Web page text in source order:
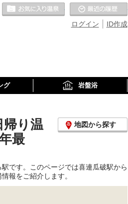
ID作成
ログイン
お気に入りの温泉
グ 岩盤浴
帰り温
最
地図から探す
です。このページでは喜連瓜破駅から
報をご紹介します。